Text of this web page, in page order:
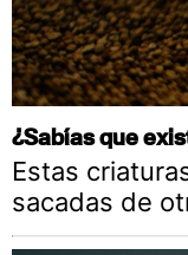
¿Sabías que
Estas
sacadas de